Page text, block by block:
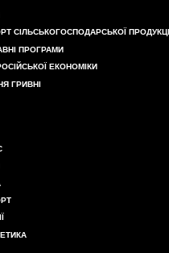
СІЛЬСЬКОГОСПОДАРСЬКОЇ ПРОДУКЦІЇ
ПРОГРАМИ
ЕКОНОМІКИ
ГРИВНІ